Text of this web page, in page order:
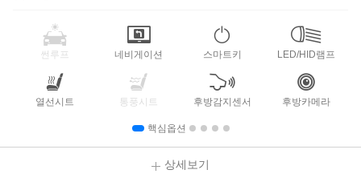
썬루프 네비게이션 스마트키 LED/HID램프
열선시트 통풍시트 후방감지센서 후방카메라
핵심옵션
상세보기